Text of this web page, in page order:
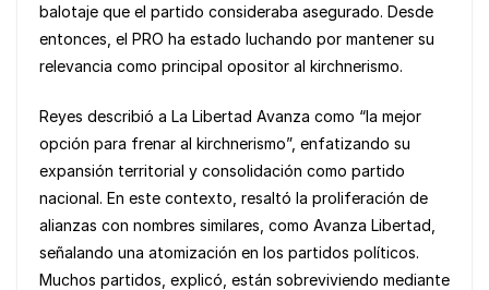
balotaje que el partido consideraba asegurado. Desde
entonces, el PRO ha estado luchando por mantener su
relevancia como principal opositor al kirchnerismo.
Reyes describió a La Libertad Avanza como “la mejor
opción para frenar al kirchnerismo”, enfatizando su
expansión territorial y consolidación como partido
nacional. En este contexto, resaltó la proliferación de
alianzas con nombres similares, como Avanza Libertad,
señalando una atomización en los partidos políticos.
Muchos partidos, explicó, están sobreviviendo mediante